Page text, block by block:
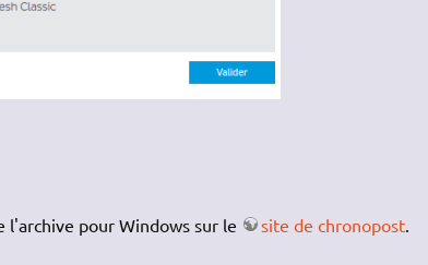
l'archive pour Windows sur le site de chronopost.